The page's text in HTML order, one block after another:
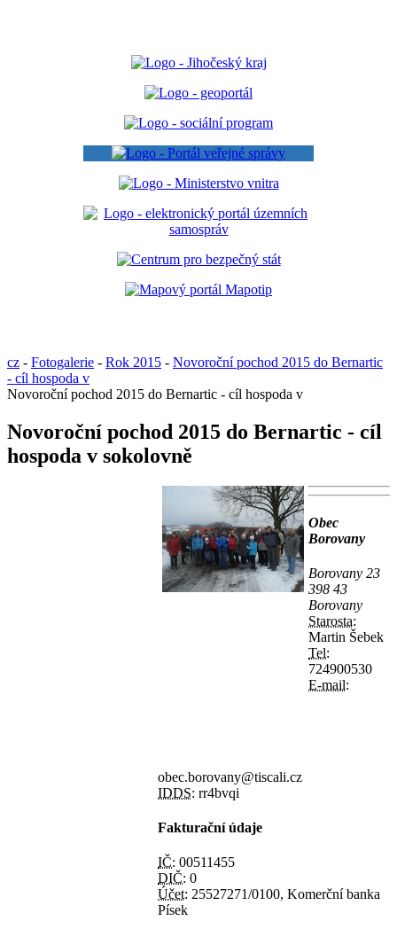
cz - Fotogalerie - Rok 2015 - Novoroční pochod 2015 do Bernartic
- cíl hospoda v
Novoroční pochod 2015 do Bernartic - cíl hospoda v
Novoroční pochod 2015 do Bernartic - cíl
hospoda v sokolovně
Obec
Borovany
Borovany 23
398 43
Borovany
Starosta:
Martin Šebek
Tel:
724900530
E-mail:
obec.borovany@tiscali.cz
IDDS: rr4bvqi
Fakturační údaje
IČ: 00511455
DIČ: 0
Účet: 25527271/0100, Komerční banka
Písek